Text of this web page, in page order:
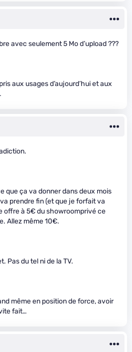
avec seulement 5 Mo d’upload ???
aux usages d’aujourd’hui et aux
que ça va donner dans deux mois
prendre fin (et que je forfait va
offre à 5€ du showroomprivé ce
Allez même 10€.
Pas du tel ni de la TV.
même en position de force, avoir
fait…